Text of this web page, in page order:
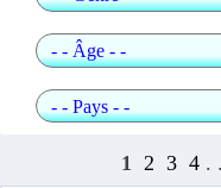
1 2 3 4 .